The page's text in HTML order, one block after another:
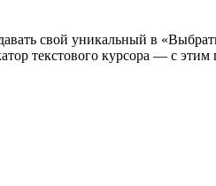
свой уникальный в
текстового курсора — с